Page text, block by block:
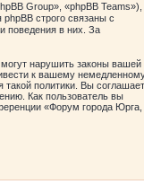
Group», «phpBB Teams»),
строго связаны с
поведения в них. За
нарушить законы вашей
к вашему
политики. Вы
Как пользователь вы
«Форум города Юрга,